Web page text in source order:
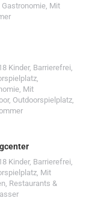
Gastronomie, Mit
Kinder, Barrierefrei,
,
, Mit
, Outdoorspielplatz,
Kinder, Barrierefrei,
, Mit
, Restaurants &